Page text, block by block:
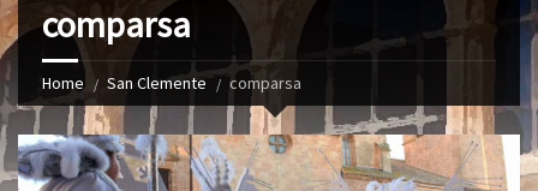
comparsa
Home San Clemente comparsa